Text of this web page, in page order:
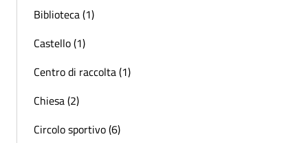
Biblioteca (1)
Castello (1)
Centro di raccolta (1)
Chiesa (2)
Circolo sportivo (6)